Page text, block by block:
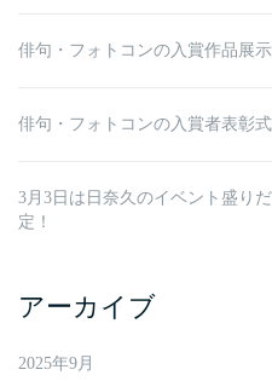
俳句・フォトコンの入賞作品展
俳句・フォトコンの入賞者表彰
3月3日は日奈久のイベント盛り
定！
アーカイブ
2025年9月